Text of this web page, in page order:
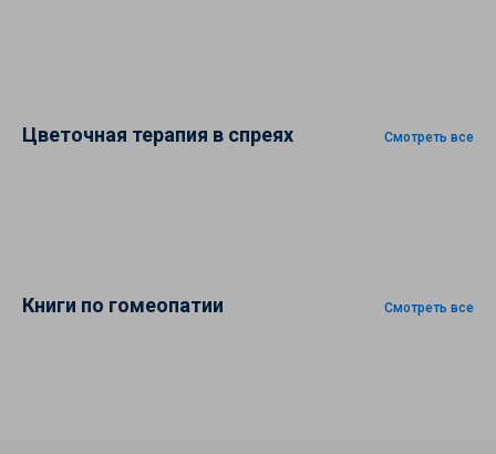
Цветочная терапия в спреях Смотреть все
Книги по гомеопатии Смотреть все